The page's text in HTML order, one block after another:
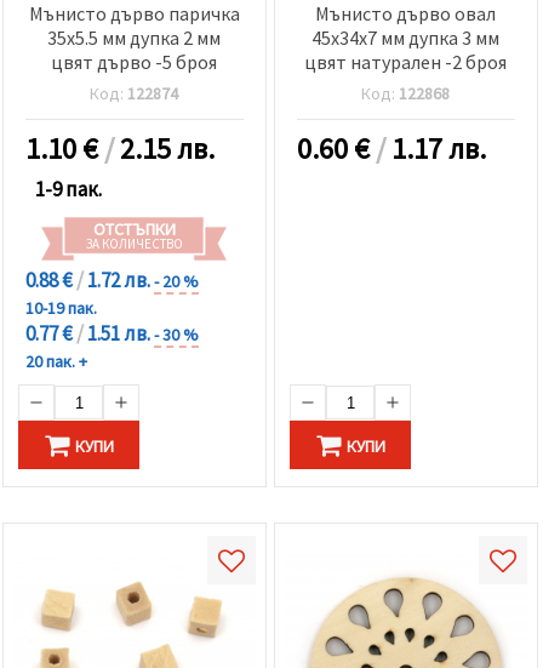
Мънисто дърво паричка
35x5.5 мм дупка 2 мм
цвят дърво -5 броя
Код: 122874
1.10€/2.15 лв.
1-9 пак.
ОТСТЪПКИ
ЗА КОЛИЧЕСТВО
0.88 €/1.72 лв.- 20 %
10-19 пак.
0.77 €/1.51 лв.- 30 %
20 пак. +
КУПИ
Мънисто дърво овал
45x34x7 мм дупка 3 мм
цвят натурален -2 броя
Код: 122868
0.60€/1.17 лв.
КУПИ